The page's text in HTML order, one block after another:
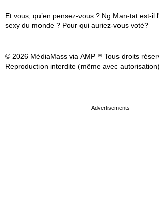
Et vous, qu’en pensez-vous ? Ng Man-tat est-il
sexy du monde ? Pour qui auriez-vous voté?
© 2026 MédiaMass via AMP™ Tous droits
Reproduction interdite (même avec